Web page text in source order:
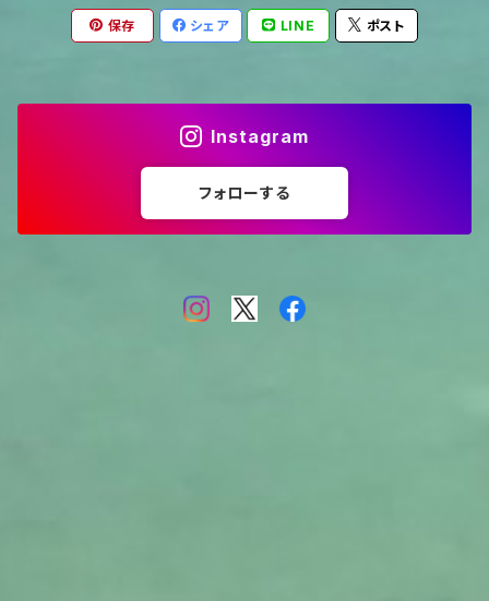
保存 シェア LINE ポスト
Instagram
フォローする